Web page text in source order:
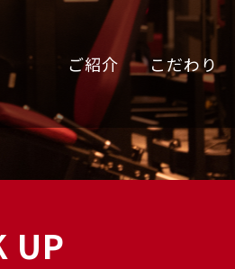
ご紹介 こだわり
UP